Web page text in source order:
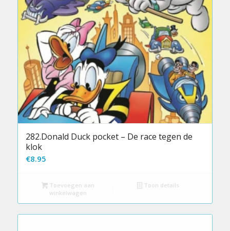
282.Donald Duck pocket – De race tegen de
klok
€8.95
Toevoegen aan
winkelwagen
Toon details